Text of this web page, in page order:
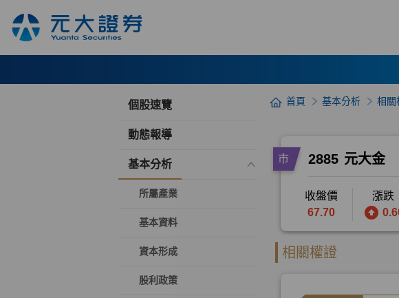
個股速覽
動態報導
基本分析
所屬產業
基本資料
資本形成
股利政策
首頁 基本分析 相關